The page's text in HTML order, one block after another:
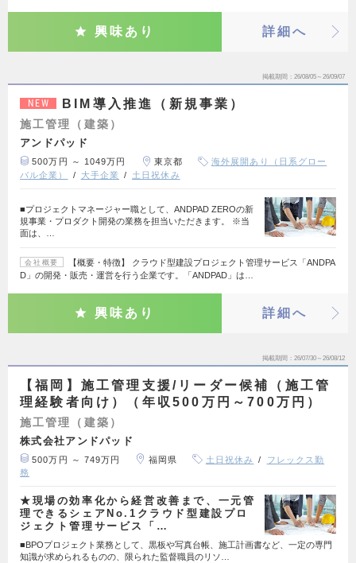
興味あり 詳細へ
掲載期間 26/08/05～26/09/07
NEW BIM導入推進（新規事業）
施工管理（建築）
アンドパッド
500万円 ～ 1049万円 東京都
海外展開あり（日系グロー
バル企業）
大手企業 土日祝休み
■プロジェクトマネージャー職として、ANDPAD ZEROの新
規事業・プロダクト開発の業務を担当いただきます。 ※当
面は、…
会社概要
【概要・特徴】 クラウド型建設プロジェクト管理サービス「ANDPA
D」の開発・販売・運営を行う企業です。「ANDPAD」は…
興味あり 詳細へ
掲載期間 26/07/30～26/08/12
【福岡】施工管理支援/リーダー候補（施工管
理経験者向け）（年収500万円～700万円）
施工管理（建築）
株式会社アンドパッド
500万円 ～ 749万円 福岡県 土日祝休み
フレックス勤
務
★現場の効率化から経営改善まで、一元管
理できるシェアNo.1クラウド型建設プロ
ジェクト管理サービス「…
■BPOプロジェクト業務として、黒板や写真台帳、施工計画書など、一定の専門
知識が求められるものの、限られた監督職員のリソ…